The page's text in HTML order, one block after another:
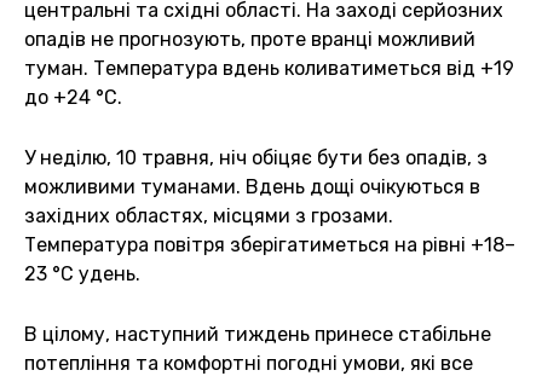
центральні та східні області. На заході серйозних
опадів не прогнозують, проте вранці можливий
туман. Температура вдень коливатиметься від +19
до +24 °С.
У неділю, 10 травня, ніч обіцяє бути без опадів, з
можливими туманами. Вдень дощі очікуються в
західних областях, місцями з грозами.
Температура повітря зберігатиметься на рівні +18–
23 °С удень.
В цілому, наступний тиждень принесе стабільне
потепління та комфортні погодні умови, які все